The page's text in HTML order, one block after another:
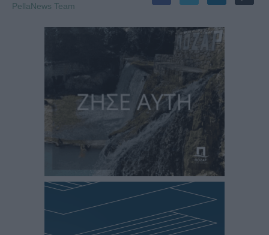
PellaNews Team